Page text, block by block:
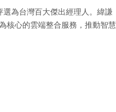
為台灣百大傑出經理人。緯謙
核心的雲端整合服務，推動智慧